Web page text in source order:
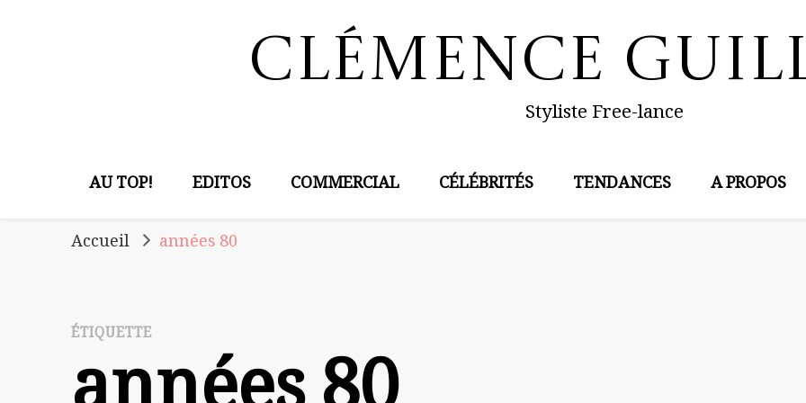
Clémence
Styliste Free-lance
AU TOP! EDITOS COMMERCIAL CÉLÉBRITÉS TENDANCES A PROPOS
Accueil années 80
ÉTIQUETTE